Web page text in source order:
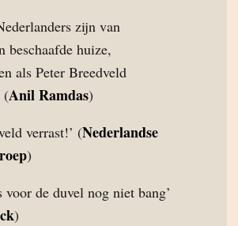
zijn van
beschaafde huize,
als Peter Breedveld
(Anil Ramdas)
verrast!’ (Nederlandse
)
voor de duvel nog niet bang’
)